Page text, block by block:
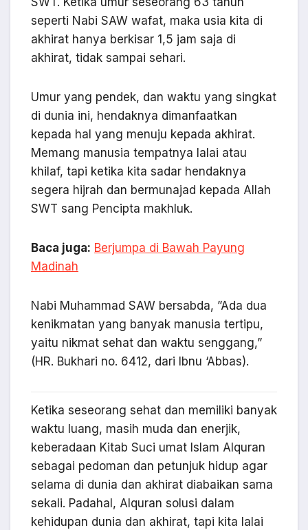
seperti Nabi SAW wafat, maka usia kita di
akhirat hanya berkisar 1,5 jam saja di
akhirat, tidak sampai sehari.
Umur yang pendek, dan waktu yang singkat
di dunia ini, hendaknya dimanfaatkan
kepada hal yang menuju kepada akhirat.
Memang manusia tempatnya lalai atau
khilaf, tapi ketika kita sadar hendaknya
segera hijrah dan bermunajad kepada Allah
SWT sang Pencipta makhluk.
Baca juga: Berjumpa di Bawah Payung
Madinah
Nabi Muhammad SAW bersabda, ”Ada dua
kenikmatan yang banyak manusia tertipu,
yaitu nikmat sehat dan waktu senggang,”
(HR. Bukhari no. 6412, dari Ibnu ‘Abbas).
Ketika seseorang sehat dan memiliki banyak
waktu luang, masih muda dan enerjik,
keberadaan Kitab Suci umat Islam Alquran
sebagai pedoman dan petunjuk hidup agar
selama di dunia dan akhirat diabaikan sama
sekali. Padahal, Alquran solusi dalam
kehidupan dunia dan akhirat, tapi kita lalai